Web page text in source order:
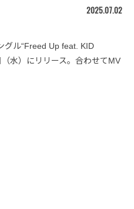
2025.07.02
グル“Freed Up feat. KID
水）にリリース。合わせてMV